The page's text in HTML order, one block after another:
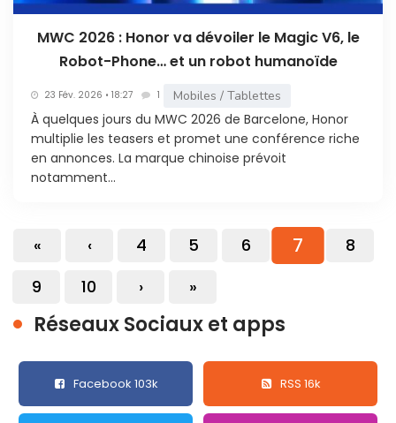
MWC 2026 : Honor va dévoiler le Magic V6, le
Robot-Phone… et un robot humanoïde
23 Fév. 2026 • 18:27 1 Mobiles / Tablettes
À quelques jours du MWC 2026 de Barcelone, Honor
multiplie les teasers et promet une conférence riche
en annonces. La marque chinoise prévoit
notamment...
« ‹ 4 5 6 7
8
9
10 › »
Réseaux Sociaux et apps
Facebook 103k RSS 16k